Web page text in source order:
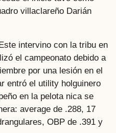
villaclareño Darián
intervino con la tribu en
el campeonato debido a
por una lesión en el
entró el utility holguinero
en la pelota nica se
average de .288, 17
OBP de .391 y